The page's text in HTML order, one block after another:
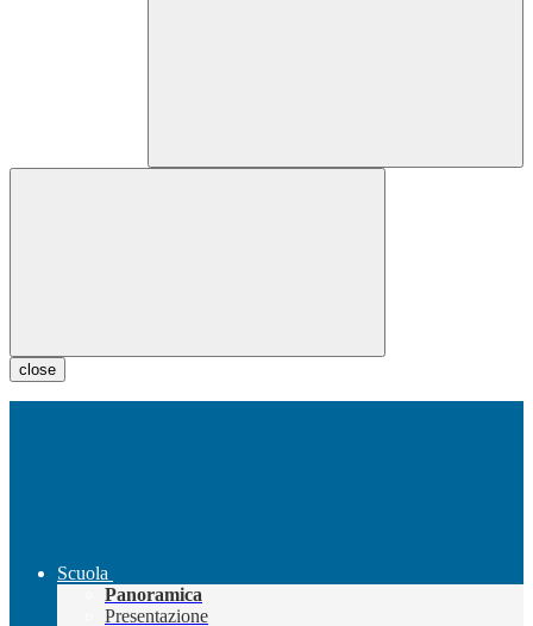
close
Scuola
Panoramica
Presentazione